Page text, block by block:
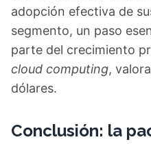
adopción efectiva de
segmento, un paso
parte del crecimiento
cloud computing,
dólares.
Conclusión: la